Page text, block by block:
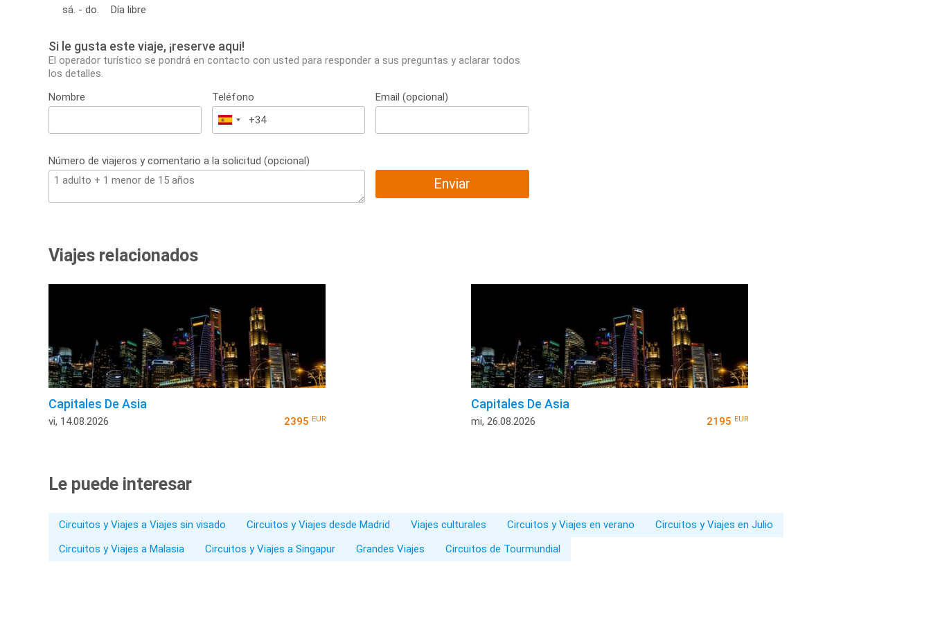
sá. - do.
Día libre
Si le gusta este viaje, ¡reserve aqui!
El operador turístico se pondrá en contacto con usted para responder a sus preguntas y aclarar todos
los detalles.
Nombre
Teléfono
España
+34
Email (opcional)
Número de viajeros y comentario a la solicitud (opcional)
Enviar
Viajes relacionados
Capitales De Asia
vi, 14.08.2026 2395 EUR
Capitales De Asia
mi, 26.08.2026 2195 EUR
Le puede interesar
Circuitos y Viajes a Viajes sin visado Circuitos y Viajes desde Madrid Viajes culturales Circuitos y Viajes en verano
Circuitos y Viajes en Julio
Circuitos y Viajes a Malasia
Circuitos y Viajes a Singapur Grandes Viajes Circuitos de Tourmundial